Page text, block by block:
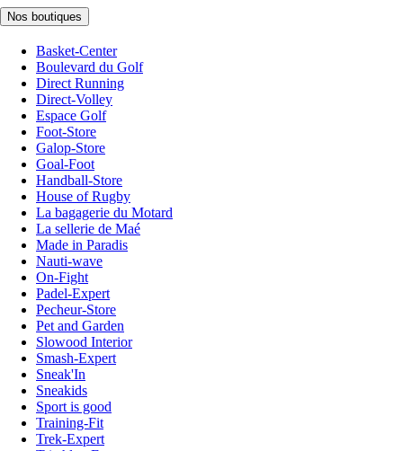
Nos boutiques
Basket-Center
Boulevard du Golf
Direct Running
Direct-Volley
Espace Golf
Foot-Store
Galop-Store
Goal-Foot
Handball-Store
House of Rugby
La bagagerie du Motard
La sellerie de Maé
Made in Paradis
Nauti-wave
On-Fight
Padel-Expert
Pecheur-Store
Pet and Garden
Slowood Interior
Smash-Expert
Sneak'In
Sneakids
Sport is good
Training-Fit
Trek-Expert